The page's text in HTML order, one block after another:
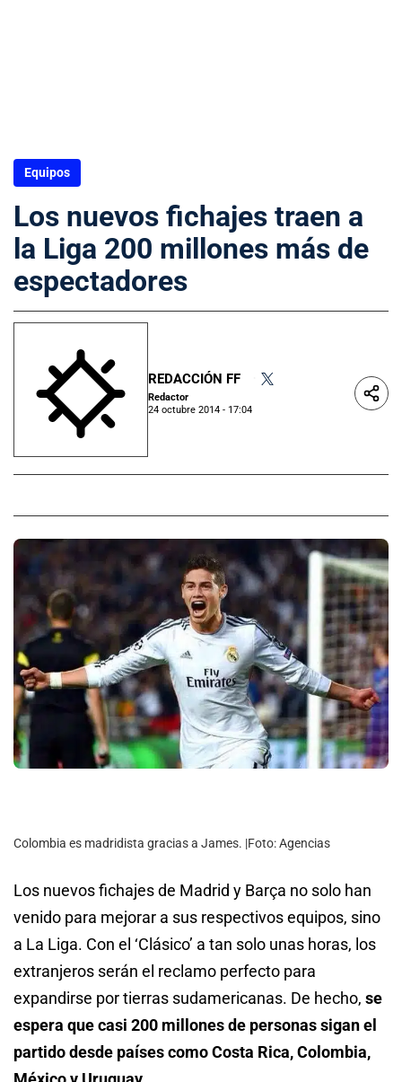
Equipos
Los nuevos fichajes traen a
la Liga 200 millones más de
espectadores
REDACCIÓN FF
Redactor
24 octubre 2014 - 17:04
Colombia es madridista gracias a James. |Foto: Agencias
Los nuevos fichajes de Madrid y Barça no solo han
venido para mejorar a sus respectivos equipos, sino
a La Liga. Con el ‘Clásico’ a tan solo unas horas, los
extranjeros serán el reclamo perfecto para
expandirse por tierras sudamericanas. De hecho, se
espera que casi 200 millones de personas sigan el
partido desde países como Costa Rica, Colombia,